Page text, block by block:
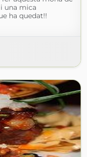
una mica
ha quedat!!